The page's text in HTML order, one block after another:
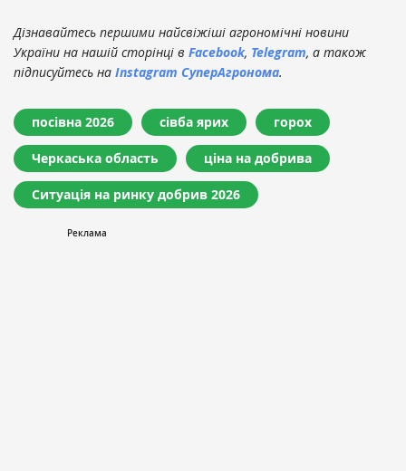
Дізнавайтесь першими найсвіжіші агрономічні новини
України на нашій сторінці в Facebook, Telegram, а також
підписуйтесь на Instagram СуперАгронома.
посівна 2026 сівба ярих горох
Черкаська область ціна на добрива
Ситуація на ринку добрив 2026